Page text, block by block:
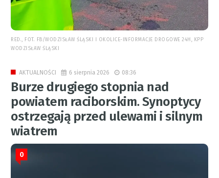
RED., FOT. FB/WODZISŁAW ŚLĄSKI I OKOLICE-INFORMACJE DROGOWE 24H, KPP
WODZISŁAW ŚLĄSKI
AKTUALNOŚCI 6 sierpnia 2026 08:36
Burze drugiego stopnia nad
powiatem raciborskim. Synoptycy
ostrzegają przed ulewami i silnym
wiatrem
0